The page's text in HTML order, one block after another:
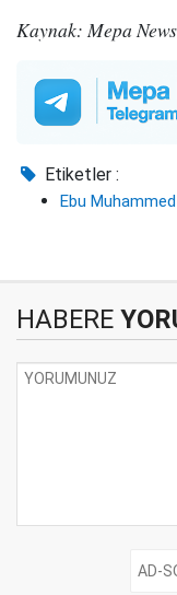
Kaynak: Mepa News
Etiketler :
Ebu Muhammed
HABERE